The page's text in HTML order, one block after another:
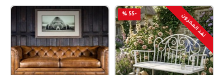
-55 % نفذ المخزون